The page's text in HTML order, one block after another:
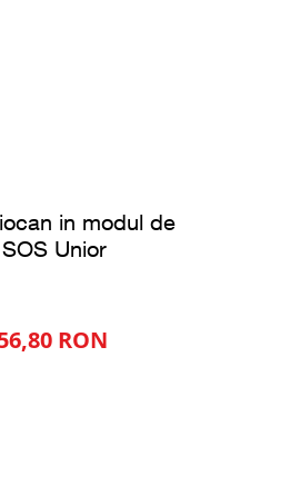
in modul de
Unior
RONPreț